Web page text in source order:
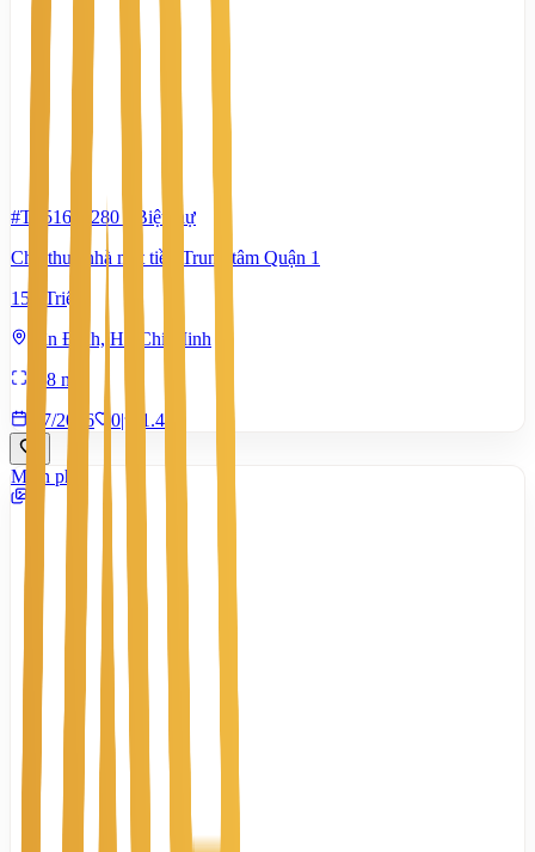
#TS51673280-
Biệt thự
Cho thuê nhà mặt tiền Trung tâm Quận 1
158 Triệu
Tân Định, Hồ Chí Minh
168 m²
7/7/2026
0| 1.455
Miễn phí